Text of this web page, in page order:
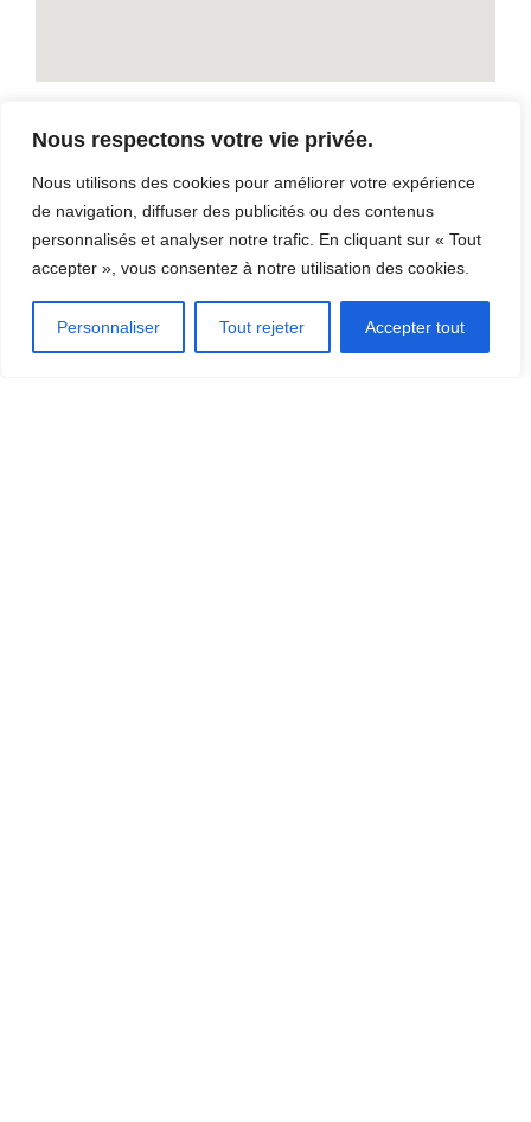
Nous respectons votre vie privée.
Nous utilisons des cookies pour améliorer votre expérience
de navigation, diffuser des publicités ou des contenus
personnalisés et analyser notre trafic. En cliquant sur « Tout
accepter », vous consentez à notre utilisation des cookies.
Personnaliser Tout rejeter Accepter tout
Bibliothèque l’Hiboucou
5 rue de la Fabrique Thetford Mines G6G 2N4
Téléphone: (418) 335-6111